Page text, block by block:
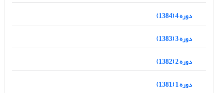
دوره 4 (1384)
دوره 3 (1383)
دوره 2 (1382)
دوره 1 (1381)